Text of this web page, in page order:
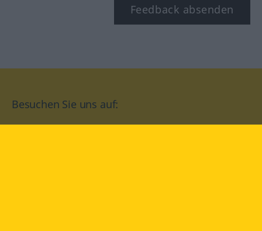
Feedback absenden
Besuchen Sie uns auf: